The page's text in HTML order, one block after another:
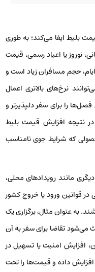
بلیط ایفا می‌کند؛ به طوری
نوروز یا اعیاد رسمی، قیمت
حجم مسافران زیاد است و
نرخ‌های بالاتری اعمال
را برای سفر دلپذیرتر و
نتیجه افزایش قیمت بلیط
که شرایط جوی نامناسب
مانند رویدادهای محلی،
در قوانین ورود یا خروج کشور
به عنوان مثال، برگزاری یک
می‌شود تقاضا برای سفر به آن
افزایش امنیت یا تسهیل در
داده و قیمت‌ها را تحت